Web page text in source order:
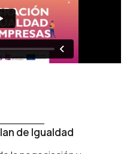
de Igualdad